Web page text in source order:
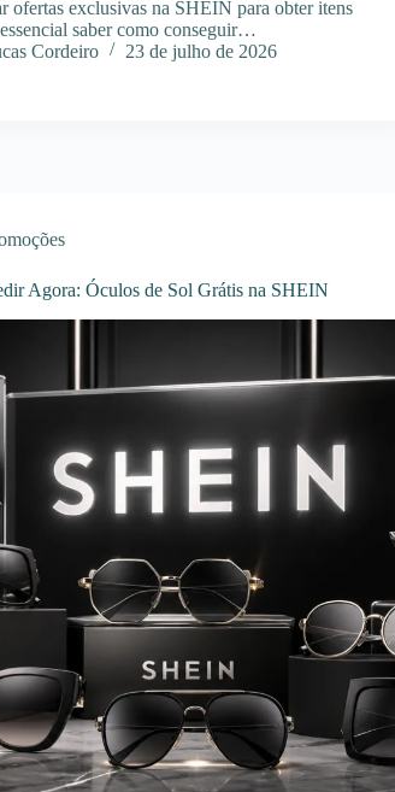
ofertas exclusivas na SHEIN para obter itens
saber como conseguir…
Cordeiro
23 de julho de 2026
Agora: Óculos de Sol Grátis na SHEIN